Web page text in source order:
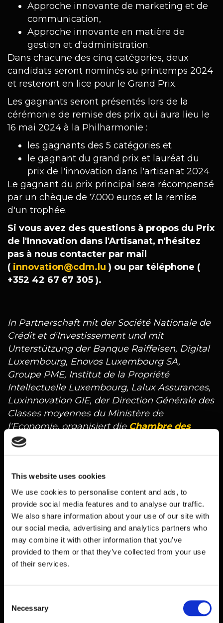
This website uses cookies
We use cookies to personalise content and ads, to
provide social media features and to analyse our traffic.
We also share information about your use of our site with
our social media, advertising and analytics partners who
may combine it with other information that you’ve
provided to them or that they’ve collected from your use
of their services.
Selection
Necessary
Approche innovante de marketing et de
communication,
Approche innovante en matière de
gestion et d'administration.
Dans chacune des cinq catégories, deux
candidats seront nominés au printemps 2024
et resteront en lice pour le Grand Prix.
Les gagnants seront présentés lors de la
cérémonie de remise des prix qui aura lieu le
16 mai 2024 à la Philharmonie :
les gagnants des 5 catégories et
le gagnant du grand prix et lauréat du
prix de l'innovation dans l'artisanat 2024
Le gagnant du prix principal sera récompensé
par un chèque de 7.000 euros et la remise
d'un trophée.
Si vous avez des questions à propos du Prix
de l'Innovation dans l'Artisanat, n'hésitez
pas à nous contacter par mail
( innovation@cdm.lu ) ou par téléphone (
+352 42 67 67 305 ).
In Partnerschaft mit der Société Nationale de
Crédit et d'Investissement und mit
Unterstützung der Banque Raiffeisen, Digital
Luxembourg, Enovos Luxembourg SA,
Groupe PME, Institut de la Propriété
Intellectuelle Luxembourg, Lalux Assurances,
Luxinnovation GIE, der Direction Générale des
Classes moyennes du Ministère de
l'Economie, organisiert dieChambre des
Métiers
eine auf Innovation basierende Strategie zu
verfolgen, um ihre Wettbewerbsfähigkeit auf
nationaler Ebene und in ausländischen
Märkten zu sichern.
Unternehmen aus allen Bereichen des
Handwerks - Lebensmittel, Mode-
Gesundheit-Hygiene, Mechanik, Bauwesen,
folgenden fünf Kategorien einreichen: